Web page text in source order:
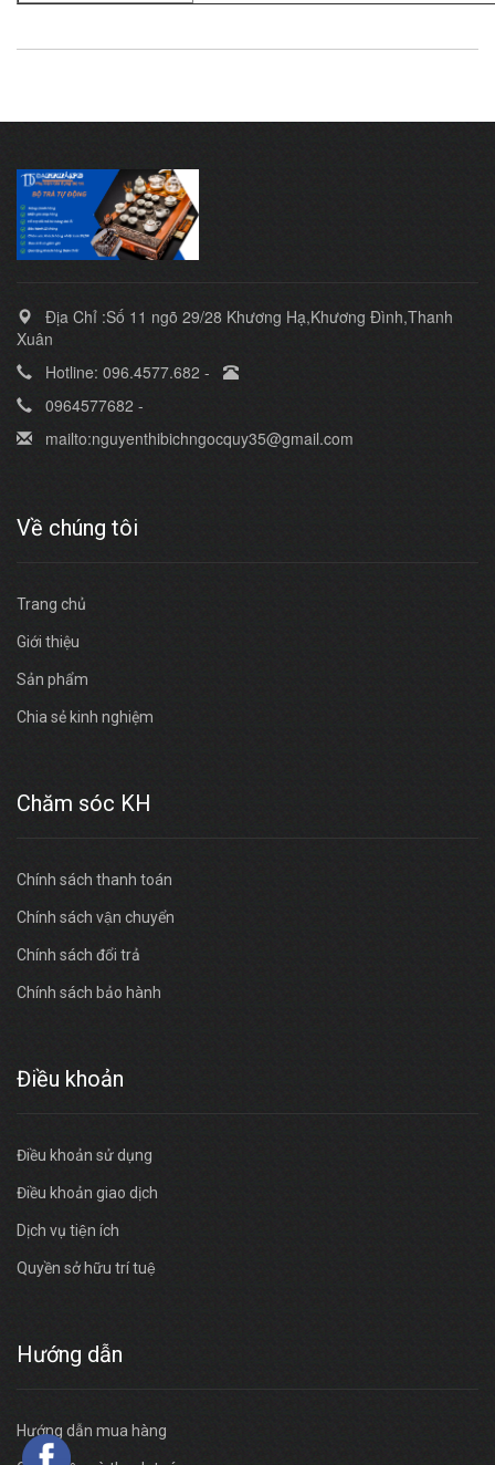
Địa Chỉ :Số 11 ngõ 29/28 Khương Hạ,Khương Đình,Thanh
Xuân
Hotline: 096.4577.682 -
0964577682 -
mailto:nguyenthibichngocquy35@gmail.com
Về chúng tôi
Trang chủ
Giới thiệu
Sản phẩm
Chia sẻ kinh nghiệm
Chăm sóc KH
Chính sách thanh toán
Chính sách vận chuyển
Chính sách đổi trả
Chính sách bảo hành
Điều khoản
Điều khoản sử dụng
Điều khoản giao dịch
Dịch vụ tiện ích
Quyền sở hữu trí tuệ
Hướng dẫn
Hướng dẫn mua hàng